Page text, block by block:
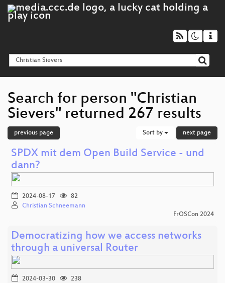
Search for person "Christian
Sievers" returned 267 results
previous page Sort by next page
SPDX mit dem Open Build Service - und
dann?
2024-08-17
82
Christian Schneemann
FrOSCon 2024
Democratizing how we access networks
through a universal Router
2024-03-30
238